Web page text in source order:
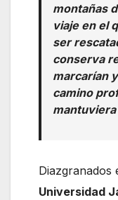
montañas
viaje en el
ser
conserva
marcarían
camino
Diazgranados
Universidad